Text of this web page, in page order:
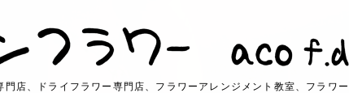
門店、ドライフラワー専門店、フラワーアレンジメント教室、フラワ